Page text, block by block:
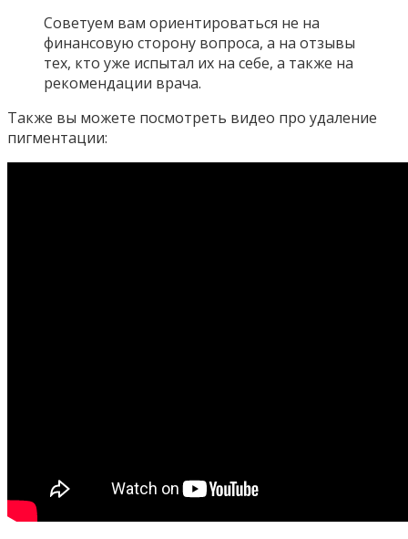
Советуем вам ориентироваться не на
финансовую сторону вопроса, а на отзывы
тех, кто уже испытал их на себе, а также на
рекомендации врача.
Также вы можете посмотреть видео про удаление
пигментации: